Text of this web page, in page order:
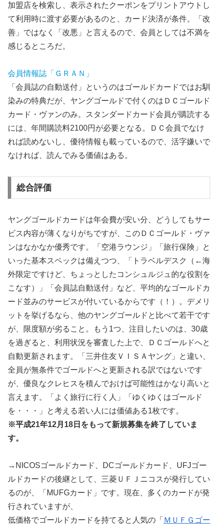
加盟店を検索し、表示されたクーポンをプリントアウトし
て利用時に渡す必要があるのと、カード決済が条件。「改
善」ではなく「改悪」と言えるので、会員としては不満を
感じるところだ。
会員情報誌「ＧＲＡＮ」
「会員誌の自動送付」というのはゴールドカードではお馴
染みの特典だが、ヤングゴールドで付くのはＤＣゴールド
カード・ヴァンのみ。スタンダードカード会員が購読する
には、年間購読料2100円が必要となる。ＤＣ会員でなけ
れば読めないし、優待情報も載っているので、活字嫌いで
なければ、読んでみる価値はある。
総合評価
ヤングゴールドカードは年会費が安い分、どうしてもサー
ビス内容が薄くなりがちですが、このＤＣゴールド・ヴァ
ンはなかなか優秀です。「空港ラウンジ」「旅行保険」と
いった基本スペックは備えつつ、「トラベルデスク（←海
外限定ですけど、ちょっとしたコンシュルジュ的な役割を
こなす）」「会員誌自動送付」など、平均的なゴールドカ
ード並みのサービスが付いているからです（！）。デメリ
ットを挙げるなら、他のヤングゴールドと比べて若干です
が、限度額が劣ること。もう1つ、注目したいのは、30歳
を過ぎると、利用状況を審査した上で、ＤＣゴールドへと
自動更新されます。「三井住友ＶＩＳＡヤング」と違い、
全員が無条件でゴールドへと更新される訳ではないです
が、優良なクレヒスを積んでおけば可能性はかなり高いと
言えます。「よく旅行に行く人」「ゆくゆくはゴールド
を・・・」と考える若い人には価値ある1枚です。
※平成21年12月18日をもって新規募集を終了していま
す。
→NICOSゴールドカード、DCゴールドカード、UFJゴー
ルドカードの後継として、三菱ＵＦＪニコスが発行してい
るのが、「MUFGカード」です。現在、多くのカードが発
行されていますが、
低価格でゴールドカードを持てると人気の「 ＭＵＦＧゴー